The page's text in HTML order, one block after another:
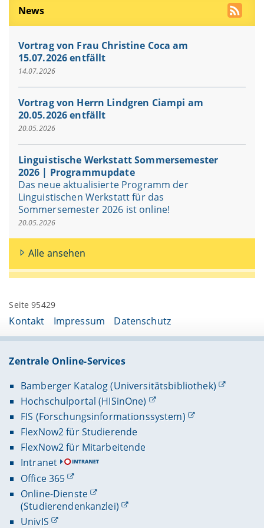
News
Vortrag von Frau Christine Coca am
15.07.2026 entfällt
14.07.2026
Vortrag von Herrn Lindgren Ciampi am
20.05.2026 entfällt
20.05.2026
Linguistische Werkstatt Sommersemester
2026 | Programmupdate
Das neue aktualisierte Programm der
Linguistischen Werkstatt für das
Sommersemester 2026 ist online!
20.05.2026
Alle ansehen
Seite 95429
Kontakt Impressum Datenschutz
Zentrale Online-Services
Bamberger Katalog (Universitätsbibliothek)
Hochschulportal (HISinOne)
FIS (Forschungsinformationssystem)
FlexNow2 für Studierende
FlexNow2 für Mitarbeitende
Intranet
Office 365
Online-Dienste
(Studierendenkanzlei)
UnivIS